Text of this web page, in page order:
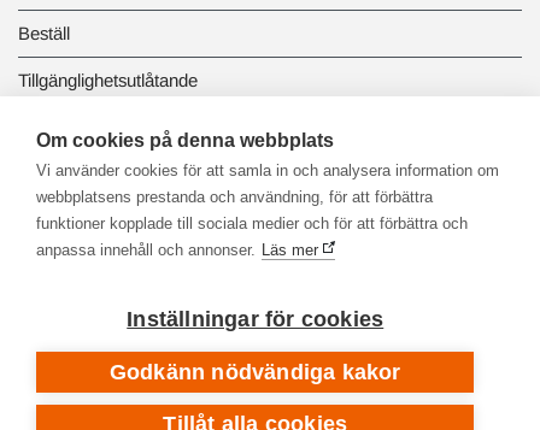
Beställ
Tillgänglighetsutlåtande
Dataskydd och registerbeskrivningar
Länkbiblioteket
Om cookies på denna webbplats
Vi använder cookies för att samla in och analysera information om
webbplatsens prestanda och användning, för att förbättra
funktioner kopplade till sociala medier och för att förbättra och
anpassa innehåll och annonser. Läs mer
Inställningar för cookies
Godkänn nödvändiga kakor
Tillåt alla cookies